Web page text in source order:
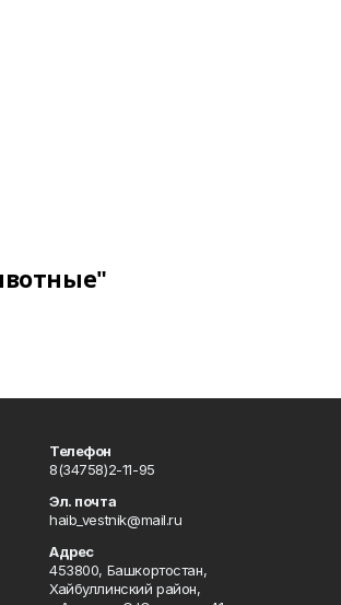
Телефон
8(34758)2-11-95
Эл. почта
haib_vestnik@mail.ru
Адрес
453800, Башкортостан,
Хайбуллинский район,